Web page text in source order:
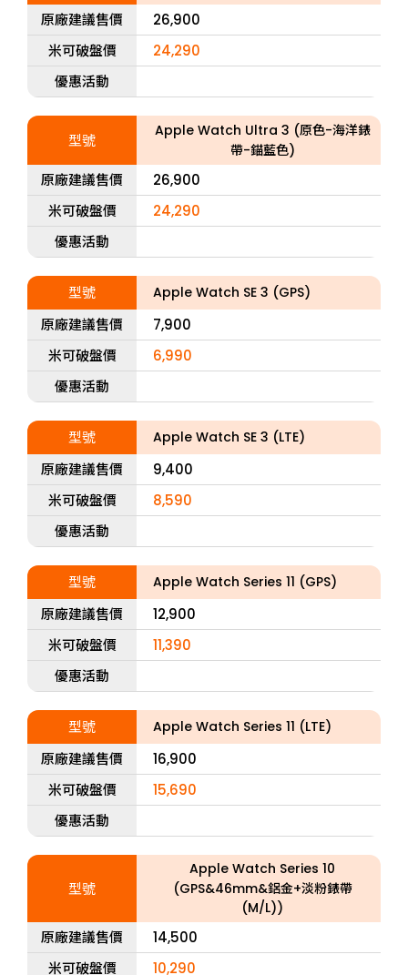
原廠建議售價
26,900
米可破盤價
24,290
優惠活動
型號
Apple Watch Ultra 3 (原色-海洋錶
帶-錨藍色)
原廠建議售價
26,900
米可破盤價
24,290
優惠活動
型號 Apple Watch SE 3 (GPS)
原廠建議售價
7,900
米可破盤價
6,990
優惠活動
型號 Apple Watch SE 3 (LTE)
原廠建議售價
9,400
米可破盤價
8,590
優惠活動
型號 Apple Watch Series 11 (GPS)
原廠建議售價
12,900
米可破盤價
11,390
優惠活動
型號 Apple Watch Series 11 (LTE)
原廠建議售價
16,900
米可破盤價
15,690
優惠活動
型號
Apple Watch Series 10
(GPS&46mm&鋁金+淡粉錶帶
(M/L))
原廠建議售價
14,500
米可破盤價
10,290